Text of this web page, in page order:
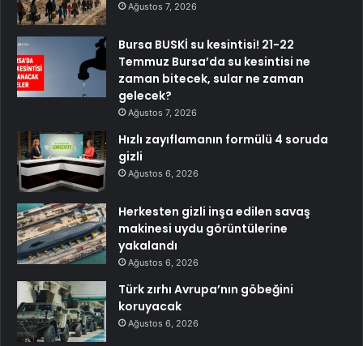
Ağustos 7, 2026
Bursa BUSKİ su kesintisi! 21-22
Temmuz Bursa’da su kesintisi ne
zaman bitecek, sular ne zaman
gelecek?
Ağustos 7, 2026
Hızlı zayıflamanın formülü 4 soruda
gizli
Ağustos 6, 2026
Herkesten gizli inşa edilen savaş
makinesi uydu görüntülerine
yakalandı
Ağustos 6, 2026
Türk zırhı Avrupa’nın göbeğini
koruyacak
Ağustos 6, 2026